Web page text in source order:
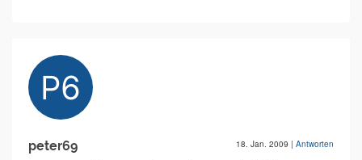
peter69 18. Jan. 2009 | Antworten